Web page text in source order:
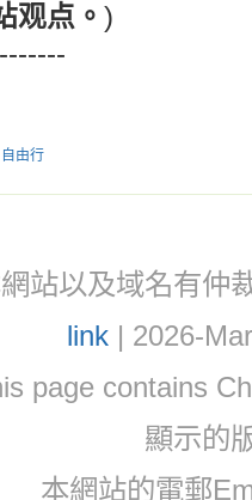
观点。 )
由行
站以及域名有仲
link| 2026-
page contains
顯示的
本網站的電郵